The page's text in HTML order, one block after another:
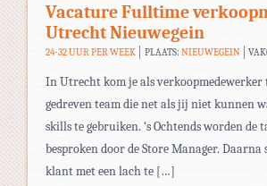
Vacature Fulltime
Utrecht Nieuwegein
24-32 UUR PER WEEK PLAATS: NIEUWEGEIN
In Utrecht kom je als verkoopmedewerker
gedreven team die net als jij niet kunnen
skills te gebruiken. ‘s Ochtends worden de
besproken door de Store Manager. Daarna
klant met een lach te […]